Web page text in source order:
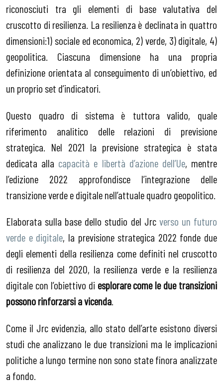
riconosciuti tra gli elementi di base valutativa del
cruscotto di resilienza. La resilienza è declinata in quattro
dimensioni:1) sociale ed economica, 2) verde, 3) digitale, 4)
geopolitica. Ciascuna dimensione ha una propria
definizione orientata al conseguimento di un’obiettivo, ed
un proprio set d’indicatori.
Questo quadro di sistema è tuttora valido, quale
riferimento analitico delle relazioni di previsione
strategica. Nel 2021 la previsione strategica è stata
dedicata alla capacità e libertà d’azione dell’Ue, mentre
l’edizione 2022 approfondisce l’integrazione delle
transizione verde e digitale nell’attuale quadro geopolitico.
Elaborata sulla base dello studio del Jrc verso un futuro
verde e digitale, la previsione strategica 2022 fonde due
degli elementi della resilienza come definiti nel cruscotto
di resilienza del 2020, la resilienza verde e la resilienza
digitale con l’obiettivo di esplorare come le due transizioni
possono rinforzarsi a vicenda.
Come il Jrc evidenzia, allo stato dell’arte esistono diversi
studi che analizzano le due transizioni ma le implicazioni
politiche a lungo termine non sono state finora analizzate
a fondo.